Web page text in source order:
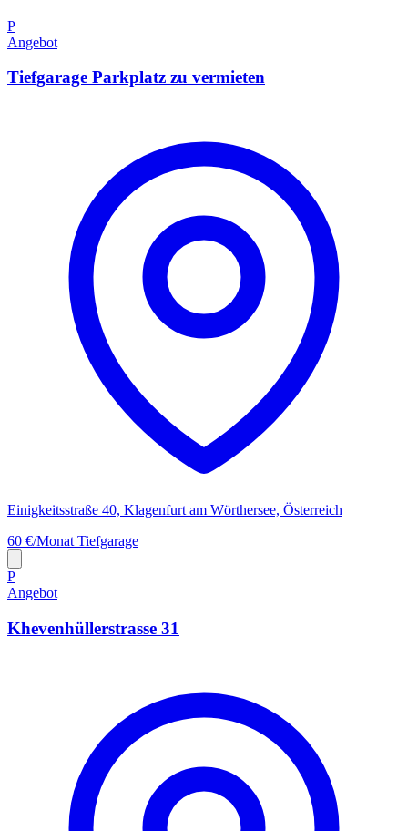
P
Angebot
Tiefgarage Parkplatz zu vermieten
Einigkeitsstraße 40, Klagenfurt am Wörthersee, Österreich
60 €/Monat Tiefgarage
P
Angebot
Khevenhüllerstrasse 31